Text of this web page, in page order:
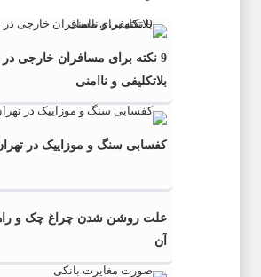
9 نکته برای مسافران خارجی در
بلاتکلیفی و ناامنی
کفسابی سنگ و موزاییک در
علت روشن شدن چراغ چک و
آن